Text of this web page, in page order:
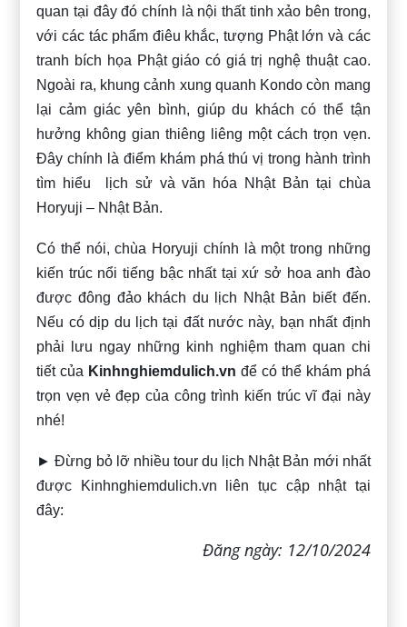
quan tại đây đó chính là nội thất tinh xảo bên trong,
với các tác phẩm điêu khắc, tượng Phật lớn và các
tranh bích họa Phật giáo có giá trị nghệ thuật cao.
Ngoài ra, khung cảnh xung quanh Kondo còn mang
lại cảm giác yên bình, giúp du khách có thể tận
hưởng không gian thiêng liêng một cách trọn vẹn.
Đây chính là điểm khám phá thú vị trong hành trình
tìm hiểu lịch sử và văn hóa Nhật Bản tại chùa
Horyuji – Nhật Bản.
Có thể nói, chùa Horyuji chính là một trong những
kiến trúc nổi tiếng bậc nhất tại xứ sở hoa anh đào
được đông đảo khách du lịch Nhật Bản biết đến.
Nếu có dịp du lịch tại đất nước này, bạn nhất định
phải lưu ngay những kinh nghiệm tham quan chi
tiết của Kinhnghiemdulich.vn để có thể khám phá
trọn vẹn vẻ đẹp của công trình kiến trúc vĩ đại này
nhé!
► Đừng bỏ lỡ nhiều tour du lịch Nhật Bản mới nhất
được Kinhnghiemdulich.vn liên tục cập nhật tại
đây:
Đăng ngày: 12/10/2024